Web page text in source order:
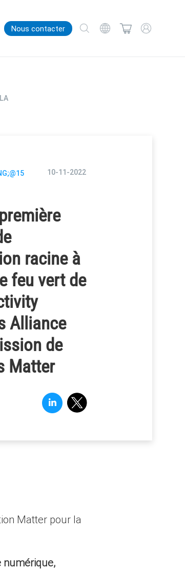
Nous contacter
10-11-2022
racine à
feu vert de
Alliance
de
Matter
Matter pour la
numérique,